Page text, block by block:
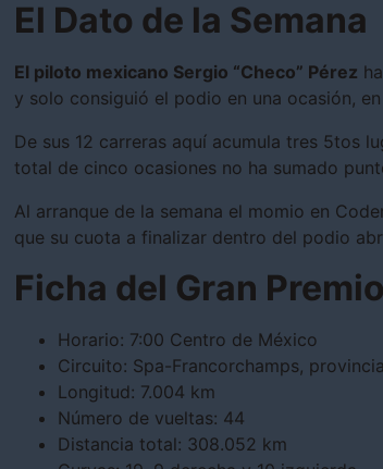
El Dato de la Semana
El piloto mexicano Sergio “Checo” Pérez
y solo consiguió el podio en una ocasión,
De sus 12 carreras aquí acumula tres 5tos
total de cinco ocasiones no ha sumado
Al arranque de la semana el momio en
que su cuota a finalizar dentro del podio
Ficha del Gran
Horario: 7:00 Centro de México
Circuito: Spa-Francorchamps,
Longitud: 7.004 km
Número de vueltas: 44
Distancia total: 308.052 km